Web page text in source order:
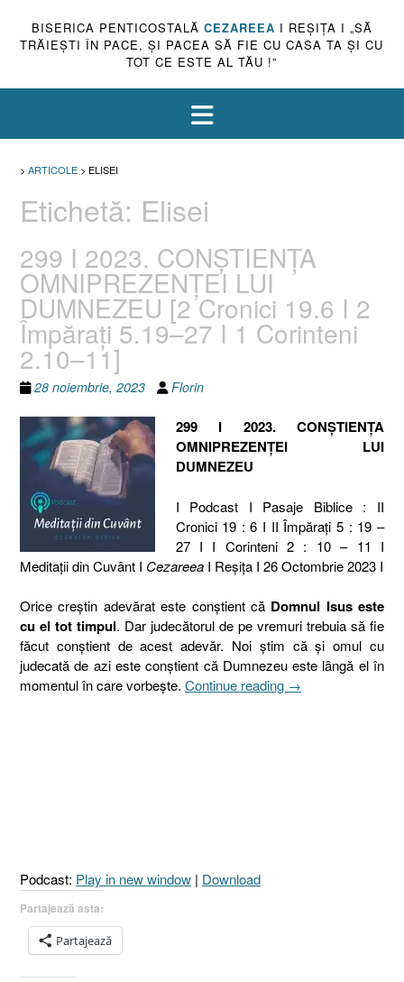
BISERICA PENTICOSTALĂ CEZAREEA I REŞIŢA I „SĂ
TRĂIEŞTI ÎN PACE, ŞI PACEA SĂ FIE CU CASA TA ŞI CU
TOT CE ESTE AL TĂU !”
> ARTICOLE > ELISEI
Etichetă: Elisei
299 I 2023. CONȘTIENȚA
OMNIPREZENȚEI LUI
DUMNEZEU [2 Cronici 19.6 I 2
Împărați 5.19–27 I 1 Corinteni
2.10–11]
28 noiembrie, 2023 Florin
299 I 2023. CONȘTIENȚA
OMNIPREZENȚEI LUI
DUMNEZEU
I Podcast I Pasaje Biblice : II
Cronici 19 : 6 I II Împărați 5 : 19 –
27 I I Corinteni 2 : 10 – 11 I
Meditaţii din Cuvânt I Cezareea I Reşiţa I 26 Octombrie 2023 I
Orice creștin adevărat este conștient că Domnul Isus este
cu el tot timpul. Dar judecătorul de pe vremuri trebuia să fie
făcut conștient de acest adevăr. Noi știm că și omul cu
judecată de azi este conștient că Dumnezeu este lângă el în
momentul în care vorbește. Continue reading „299
→
Podcast: Play in new window | Download
Partajează asta:
Partajează